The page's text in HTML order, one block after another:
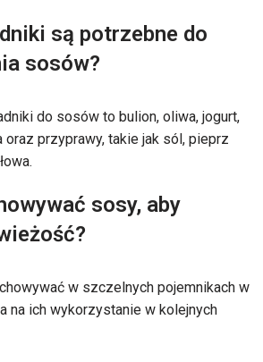
są potrzebne do
sosów?
do sosów to bulion, oliwa, jogurt,
oraz przyprawy, takie jak sól, pieprz
sosy, aby
w szczelnych pojemnikach w
na ich wykorzystanie w kolejnych